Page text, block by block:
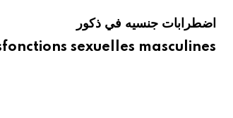
اضطرابات جنسيه في ذكور
sexuelles masculines